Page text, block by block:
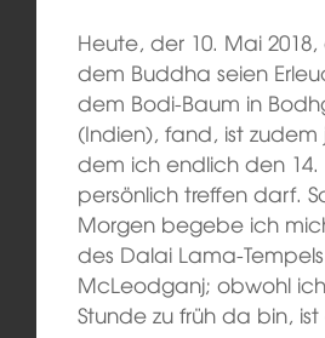
Heute, der 10. Mai
dem Buddha seien
dem Bodi-Baum in
(Indien), fand, ist zudem
dem ich endlich den
persönlich treffen darf.
Morgen begebe ich
des Dalai Lama-
McLeodganj; obwohl
Stunde zu früh da bin,